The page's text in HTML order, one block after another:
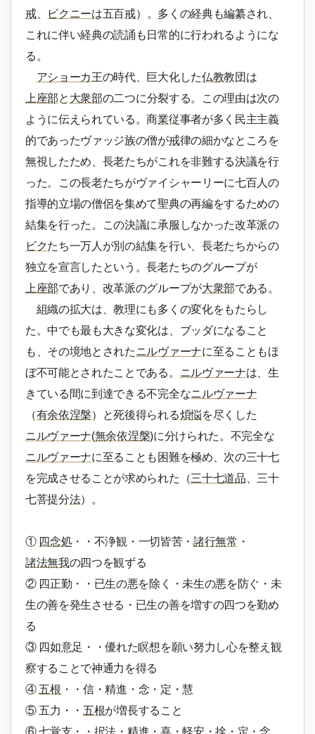
戒、 ビクニーは五百戒）。多くの経典も編纂され、
これに伴い経典の読誦も日常的に行われるようにな
る。
アショーカ王の時代、巨大化した仏教教団は
上座部と 大衆部の二つに分裂する。この理由は次の
ように伝えられている。商業従事者が多く民主主義
的であったヴァッジ族の僧が戒律の細かなところを
無視したため、長老たちがこれを非難する決議を行
った。この長老たちがヴァイシャーリーに七百人の
指導的立場の僧侶を集めて聖典の再編をするための
結集を行った。この決議に承服しなかった改革派の
ビクたち一万人が別の結集を行い、長老たちからの
独立を宣言したという。長老たちのグループが
上座部であり、改革派のグループが大衆部である。
組織の拡大は、教理にも多くの変化をもたらし
た。中でも最も大きな変化は、ブッダになること
も、その境地とされたニルヴァーナに至ることもほ
ぼ不可能とされたことである。 ニルヴァーナは、生
きている間に到達できる不完全なニルヴァーナ
（有余依涅槃）と死後得られる煩悩を尽くした
ニルヴァーナ(無余依涅槃)に分けられた。不完全な
ニルヴァーナに至ることも困難を極め、次の三十七
を完成させることが求められた（三十七道品 、三十
七菩提分法）。
① 四念処・・不浄観・一切皆苦・ 諸行無常 ・
諸法無我の四つを観ずる
② 四正勤・・已生の悪を除く・未生の悪を防ぐ・未
生の善を発生させる・已生の善を増すの四つを勤め
る
③ 四如意足・・優れた瞑想を願い努力し心を整え観
察することで神通力を得る
④ 五根 ・・信・精進・念・定・慧
⑤ 五力・・ 五根が増長すること